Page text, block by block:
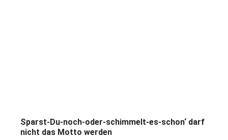
Sparst-Du-noch-oder-schimmelt-es-schon‘ darf
nicht das Motto werden